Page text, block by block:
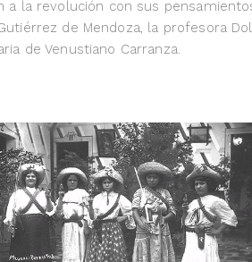
a la revolución con sus
de Mendoza, la profesora
de Venustiano Carranza.